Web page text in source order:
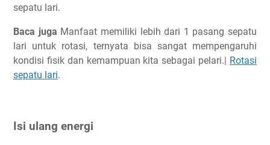
sepatu lari.
Baca juga Manfaat memiliki lebih dari 1 pasang sepatu
lari untuk rotasi, ternyata bisa sangat mempengaruhi
kondisi fisik dan kemampuan kita sebagai pelari.|
Rotasi
sepatu lari.
Isi ulang energi